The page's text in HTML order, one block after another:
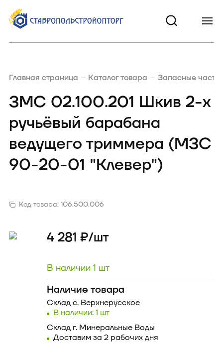
Главная страница Каталог товара Запасные части
ЗМС 02.100.201 Шкив 2-х
ручьёвый барабана
ведущего триммера (МЗС
90-20-01 "Клевер")
Код товара: 106.500.006
4 281 ₽/шт
В наличии 1 шт
Наличие товара
Складс. Верхнерусское
В наличии: 1 шт
Склад г. Минеральные Воды
Доставим за 2 рабочих дня